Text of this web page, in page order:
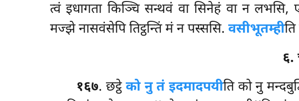
त्वं इधागता किञ्चि सन्थवं वा सिनेहं वा न
मज्झे नासवंसेपि तिट्ठन्तिं मं न पस्ससि. वसीभूतम्ही
६.
१६७. छट्ठेको नु तं इदमादपयीति को नु